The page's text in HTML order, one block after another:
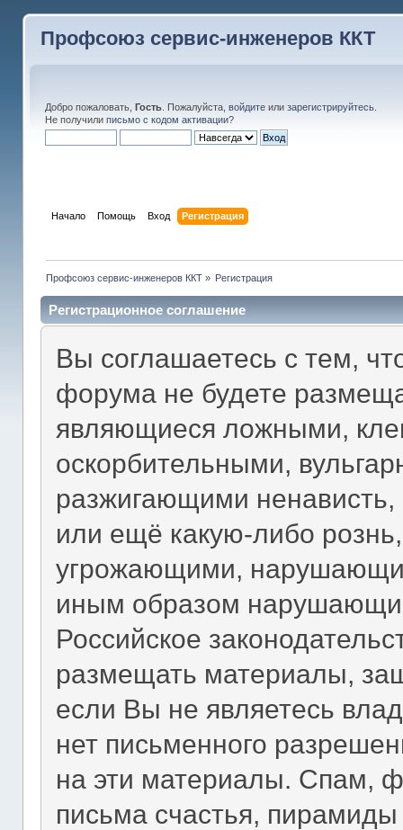
Профсоюз сервис-инженеров ККТ
Добро пожаловать, Гость. Пожалуйста, войдитеили зарегистрируйтесь.
Не получили письмо с кодом активации?
Начало Помощь Вход Регистрация
Профсоюз сервис-инженеров ККТ» Регистрация
Регистрационное соглашение
Вы соглашаетесь с тем,
форума не будете
являющиеся ложными,
оскорбительными,
разжигающими
или ещё какую-либо
угрожающими,
иным образом
Российское
размещать материалы,
если Вы не являетесь
нет письменного
на эти материалы. Спам,
письма счастья, пирамиды